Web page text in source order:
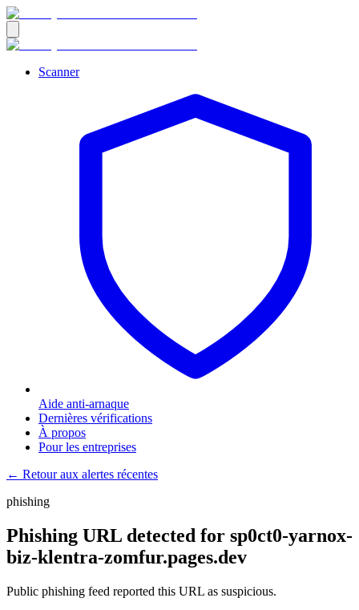
Scanner
Aide anti-arnaque
Dernières vérifications
À propos
Pour les entreprises
← Retour aux alertes récentes
phishing
Phishing URL detected for sp0ct0-yarnox-
biz-klentra-zomfur.pages.dev
Public phishing feed reported this URL as suspicious.